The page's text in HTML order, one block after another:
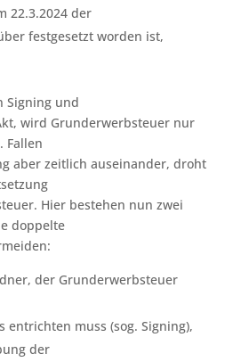
22.3.2024 der
festgesetzt worden ist,
Signing und
wird Grunderwerbsteuer nur
Fallen
aber zeitlich auseinander, droht
Hier bestehen nun zwei
doppelte
der Grunderwerbsteuer
entrichten muss (sog. Signing),
der